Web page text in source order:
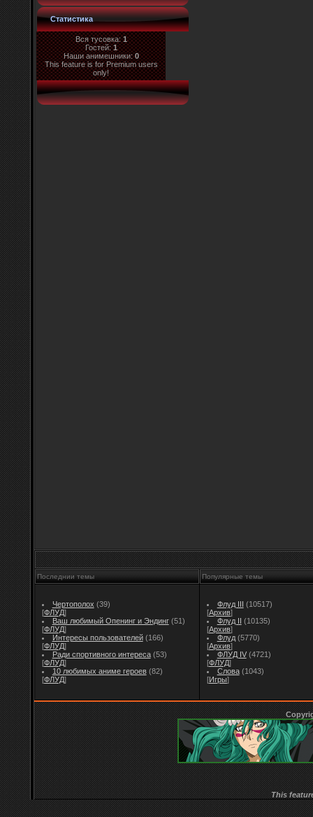
Статистика
Вся тусовка:1
Гостей:1
Наши анимешники:0
This feature is for Premium users
only!
Последнии темы Популярные темы
Чертополох (39)
[ФЛУД]
Ваш любимый Опенинг и Эндинг (51)
[ФЛУД]
Интересы пользователей (166)
[ФЛУД]
Ради спортивного интереса (53)
[ФЛУД]
10 любимых аниме героев (82)
[ФЛУД]
Флуд III (10517)
[Архив]
Флуд II (10135)
[Архив]
Флуд (5770)
[Архив]
ФЛУД IV (4721)
[ФЛУД]
Слова (1043)
[Игры]
This